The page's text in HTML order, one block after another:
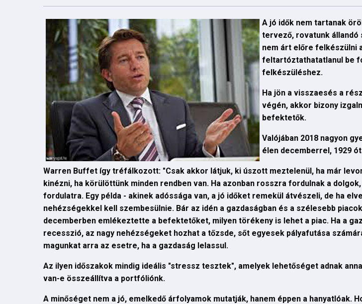
A jó idők nem tartanak
tervező, rovatunk állandó
nem árt előre felkészülni
feltartóztathatatlanul be
felkészüléshez.
Ha jön a visszaesés a
végén, akkor bizony
befektetők.
Valójában 2018 nagyon
élen decemberrel, 1929
Warren Buffet így tréfálkozott: "Csak akkor látjuk, ki úszott meztelenül, ha már
kinézni, ha körülöttünk minden rendben van. Ha azonban rosszra fordulnak a
fordulatra. Egy példa - akinek adóssága van, a jó időket remekül átvészeli, de ha
nehézségekkel kell szembesülnie. Bár az idén a gazdaságban és a szélesebb
decemberben emlékeztette a befektetőket, milyen törékeny is lehet a piac. Ha a
recesszió, az nagy nehézségeket hozhat a tőzsde, sőt egyesek pályafutása
magunkat arra az esetre, ha a gazdaság lelassul.
Az ilyen időszakok mindig ideális "stressz tesztek", amelyek lehetőséget adnak
van-e összeállítva a portfóliónk.
A minőséget nem a jó, emelkedő árfolyamok mutatják, hanem éppen a hanyatlóak.